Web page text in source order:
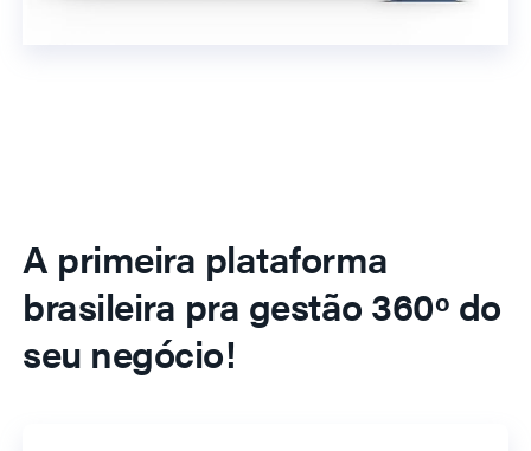
A primeira plataforma
brasileira pra gestão 360º do
seu negócio!